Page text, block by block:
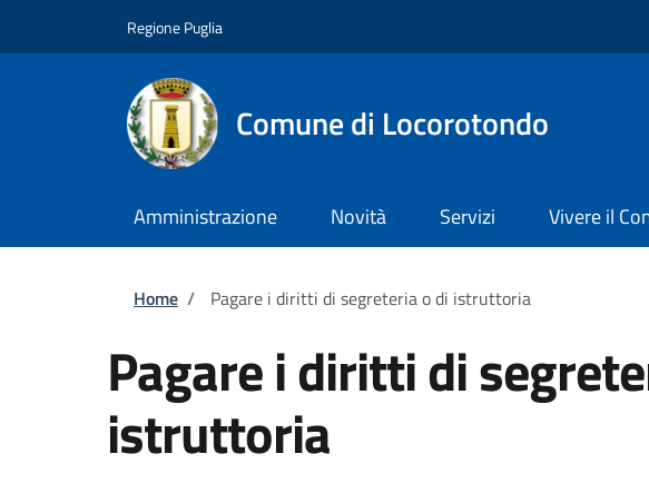
Regione Puglia
Comune di Locorotondo
Amministrazione Novità Servizi Vivere il
Briciole di pane
Home / Pagare i diritti di segreteria o di istruttoria
Pagare i diritti di
istruttoria